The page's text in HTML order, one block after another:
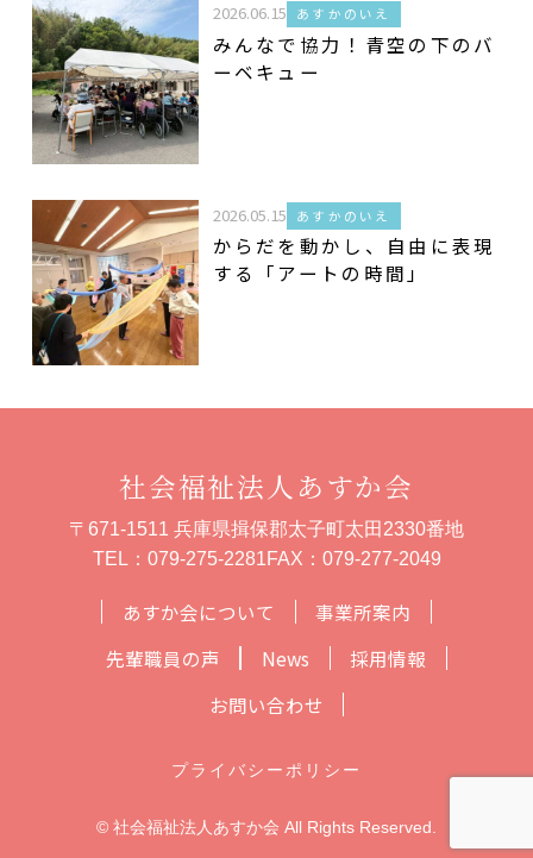
2026.06.15 あすかのいえ
みんなで協力！青空の下のバ
ーベキュー
2026.05.15 あすかのいえ
からだを動かし、自由に表現
する「アートの時間」
あすか会について
事業所案内
先輩職員の声
News
採用情報
お問い合わせ
社会福祉法人あすか会
〒671-1511 兵庫県揖保郡太子町太田2330番地
TEL： 079-275-2281FAX：079-277-2049
プライバシーポリシー
© 社会福祉法人あすか会 All Rights Reserved.